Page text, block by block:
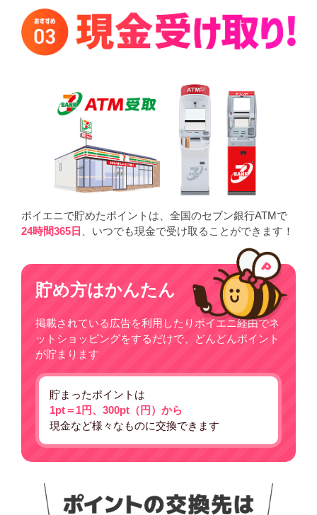
ポイエニで貯めたポイントは、全国のセブン銀行ATMで
24時間365日
、いつでも現金で受け取ることができます！
貯め方はかんたん
掲載されている広告を利用したりポイエニ経由でネ
ットショッピングをするだけで、どんどんポイント
が貯まります
貯まったポイントは
1pt＝1円、300pt（円）から
現金など様々なものに交換できます